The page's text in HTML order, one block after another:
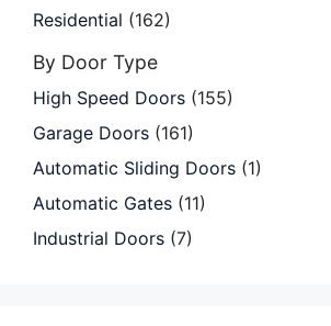
Residential (162)
By Door Type
High Speed Doors (155)
Garage Doors (161)
Automatic Sliding Doors (1)
Automatic Gates (11)
Industrial Doors (7)